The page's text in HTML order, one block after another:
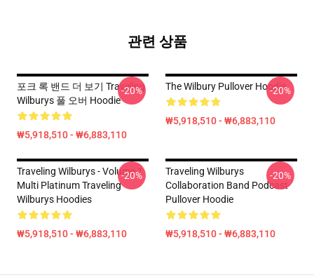
관련 상품
포크 록 밴드 더 보기 Traveling
Wilburys 풀 오버 Hoodie
₩5,918,510 - ₩6,883,110
-20% The Wilbury Pullover Hoodie
₩5,918,510 - ₩6,883,110
-20%
Traveling Wilburys - Volume 1
Multi Platinum Traveling
Wilburys Hoodies
₩5,918,510 - ₩6,883,110
-20%
Traveling Wilburys
Collaboration Band Podcast
Pullover Hoodie
₩5,918,510 - ₩6,883,110
-20%